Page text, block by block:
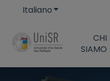
ItalianoMostra
CHI
SIAMO